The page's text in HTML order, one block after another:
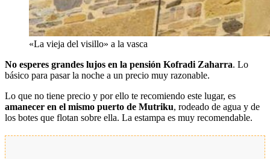
«La vieja del visillo» a la vasca
No esperes grandes lujos en la pensión Kofradi Zaharra. Lo
básico para pasar la noche a un precio muy razonable.
Lo que no tiene precio y por ello te recomiendo este lugar, es
amanecer en el mismo puerto de Mutriku, rodeado de agua y de
los botes que flotan sobre ella. La estampa es muy recomendable.